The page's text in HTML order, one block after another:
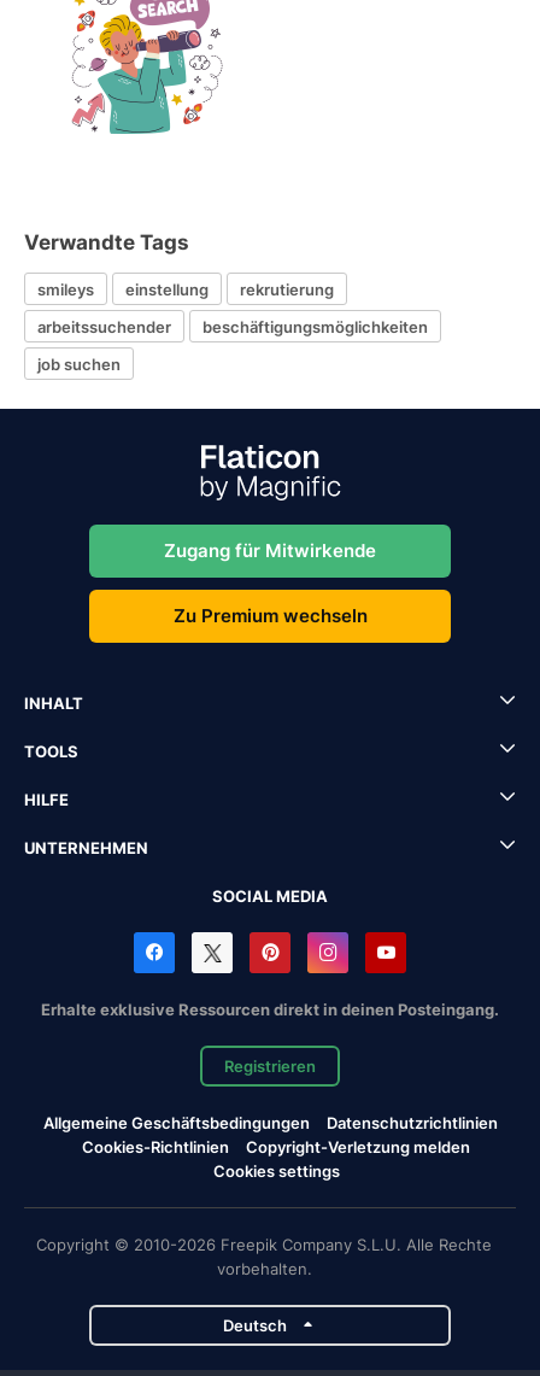
Verwandte Tags
smileys einstellung
rekrutierung
arbeitssuchender
beschäftigungsmöglichkeiten
job suchen
Zugang für Mitwirkende
Zu Premium wechseln
INHALT
TOOLS
HILFE
UNTERNEHMEN
SOCIAL MEDIA
Erhalte exklusive Ressourcen direkt in deinen Posteingang.
Registrieren
Allgemeine Geschäftsbedingungen
Datenschutzrichtlinien
Cookies-Richtlinien
Copyright-Verletzung melden
Cookies settings
Copyright © 2010-2026 Freepik Company S.L.U. Alle Rechte
vorbehalten.
Deutsch